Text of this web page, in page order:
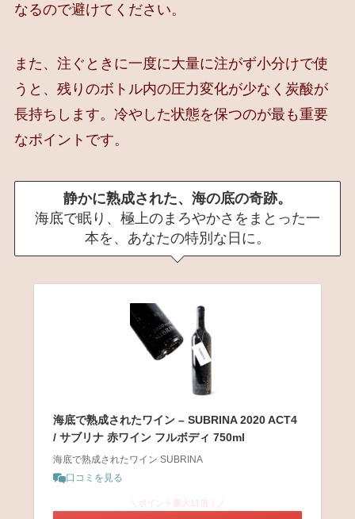
なるので避けてください。
また、注ぐときに一度に大量に注がず小分けで使
うと、残りのボトル内の圧力変化が少なく炭酸が
長持ちします。冷やした状態を保つのが最も重要
なポイントです。
静かに熟成された、海の底の奇跡。
海底で眠り、極上のまろやかさをまとった一
本を、あなたの特別な日に。
海底で熟成されたワイン – SUBRINA 2020 ACT4
/ サブリナ 赤ワイン フルボディ 750ml
海底で熟成されたワイン SUBRINA
口コミを見る